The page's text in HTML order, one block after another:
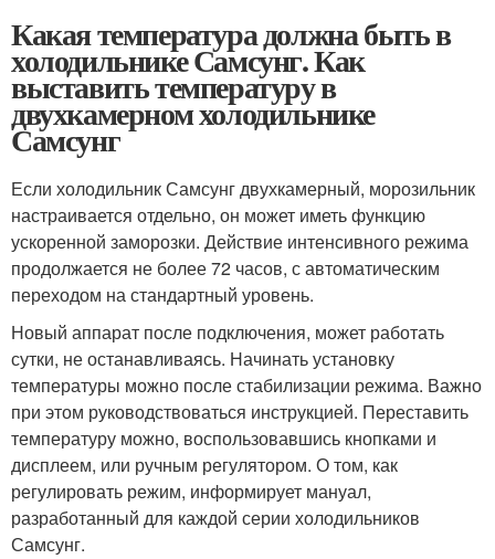
Какая температура должна быть в
холодильнике Самсунг. Как
выставить температуру в
двухкамерном холодильнике
Самсунг
Если холодильник Самсунг двухкамерный, морозильник
настраивается отдельно, он может иметь функцию
ускоренной заморозки. Действие интенсивного режима
продолжается не более 72 часов, с автоматическим
переходом на стандартный уровень.
Новый аппарат после подключения, может работать
сутки, не останавливаясь. Начинать установку
температуры можно после стабилизации режима. Важно
при этом руководствоваться инструкцией. Переставить
температуру можно, воспользовавшись кнопками и
дисплеем, или ручным регулятором. О том, как
регулировать режим, информирует мануал,
разработанный для каждой серии холодильников
Самсунг.